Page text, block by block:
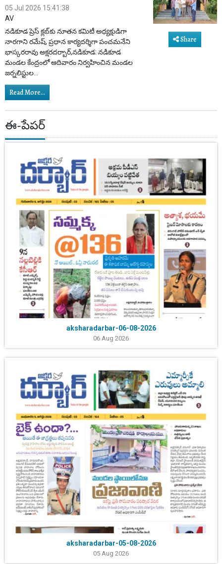
05 Jul 2026 15:41:38
AV
నడికూడ ప్రెస్ క్లబ్‌కు నూతన కమిటీ అధ్యక్షుడిగా
నారగాని రమేష్, ప్రధాన కార్యదర్శిగా పంచమనేని
భాస్కరరావు అక్షరదర్బార్,నడికూడ: నడికూడ
మండల కేంద్రంలో ఆదివారం నిర్వహించిన మండల
జర్నలిస్టుల...
Read More...
Share
ఈ-పేపర్‌
aksharadarbar-06-08-2026
06 Aug 2026
aksharadarbar-05-08-2026
05 Aug 2026